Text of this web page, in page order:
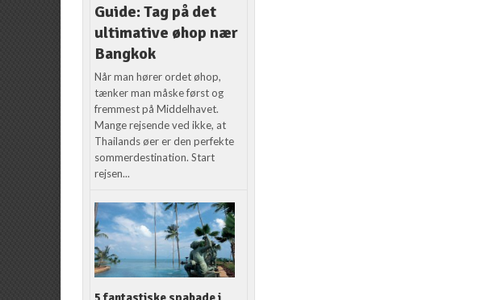
Guide: Tag på det
ultimative øhop nær
Bangkok
Når man hører ordet øhop,
tænker man måske først og
fremmest på Middelhavet.
Mange rejsende ved ikke, at
Thailands øer er den perfekte
sommerdestination. Start
rejsen...